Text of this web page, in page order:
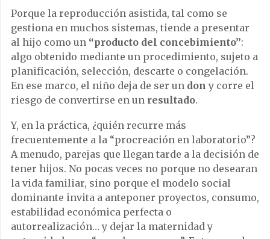
Porque la reproducción asistida, tal como se
gestiona en muchos sistemas, tiende a presentar
al hijo como un “producto del concebimiento”:
algo obtenido mediante un procedimiento, sujeto a
planificación, selección, descarte o congelación.
En ese marco, el niño deja de ser un don y corre el
riesgo de convertirse en un resultado.
Y, en la práctica, ¿quién recurre más
frecuentemente a la “procreación en laboratorio”?
A menudo, parejas que llegan tarde a la decisión de
tener hijos. No pocas veces no porque no desearan
la vida familiar, sino porque el modelo social
dominante invita a anteponer proyectos, consumo,
estabilidad económica perfecta o
autorrealización… y dejar la maternidad y